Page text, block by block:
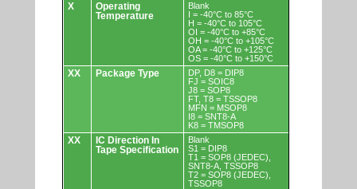
X
Operating
Temperature
Blank
I = -40°C to 85°C
H = -40°C to 105°C
OI = -40°C to +85°C
OH = -40°C to +105°C
OA = -40°C to +125°C
OS = -40°C to +150°C
XX Package Type
DP, D8 = DIP8
FJ = SOIC8
J8 = SOP8
FT, T8 = TSSOP8
MFN = MSOP8
I8 = SNT8-A
K8 = TMSOP8
XX
IC Direction In
Tape Specification
Blank
S1 = DIP8
T1 = SOP8 (JEDEC),
SNT8-A, TSSOP8
T2 = SOP8 (JEDEC),
TSSOP8